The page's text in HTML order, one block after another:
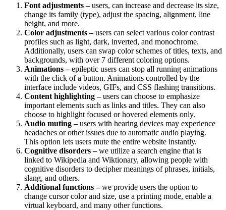
Font adjustments –users, can increase and decrease its size,
change its family (type), adjust the spacing, alignment, line
height, and more.
Color adjustments –users can select various color contrast
profiles such as light, dark, inverted, and monochrome.
Additionally, users can swap color schemes of titles, texts, and
backgrounds, with over 7 different coloring options.
Animations –epileptic users can stop all running animations
with the click of a button. Animations controlled by the
interface include videos, GIFs, and CSS flashing transitions.
Content highlighting –users can choose to emphasize
important elements such as links and titles. They can also
choose to highlight focused or hovered elements only.
Audio muting –users with hearing devices may experience
headaches or other issues due to automatic audio playing.
This option lets users mute the entire website instantly.
Cognitive disorders –we utilize a search engine that is
linked to Wikipedia and Wiktionary, allowing people with
cognitive disorders to decipher meanings of phrases, initials,
slang, and others.
Additional functions –we provide users the option to
change cursor color and size, use a printing mode, enable a
virtual keyboard, and many other functions.